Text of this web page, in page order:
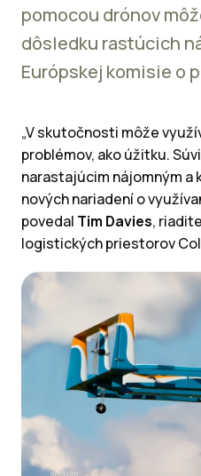
pomocou drónov
dôsledku rastúcich
Európskej komisie o
„V skutočnosti môže
problémov, ako úžitku.
narastajúcim nájomným a
nových nariadení o
povedal Tim Davies,
logistických priestorov